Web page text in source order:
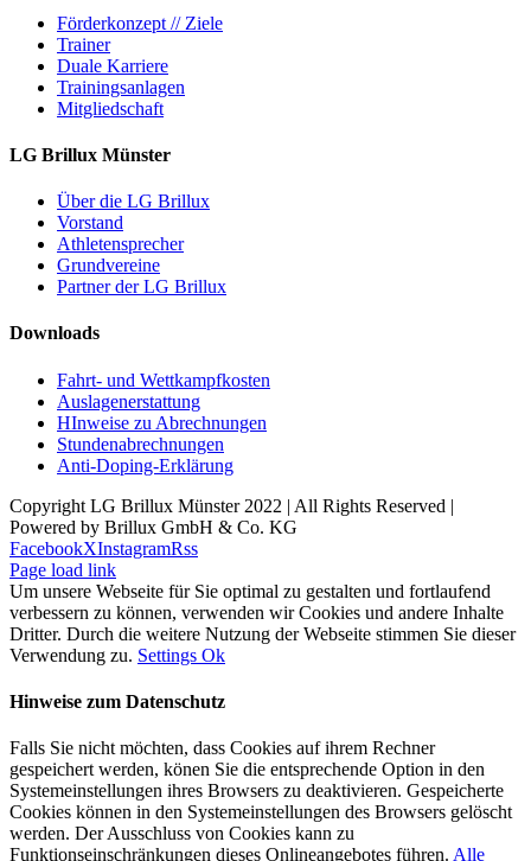
Förderkonzept // Ziele
Trainer
Duale Karriere
Trainingsanlagen
Mitgliedschaft
LG Brillux Münster
Über die LG Brillux
Vorstand
Athletensprecher
Grundvereine
Partner der LG Brillux
Downloads
Fahrt- und Wettkampfkosten
Auslagenerstattung
HInweise zu Abrechnungen
Stundenabrechnungen
Anti-Doping-Erklärung
Copyright LG Brillux Münster 2022 | All Rights Reserved |
Powered by Brillux GmbH & Co. KG
FacebookXInstagramRss
Page load link
Um unsere Webseite für Sie optimal zu gestalten und fortlaufend
verbessern zu können, verwenden wir Cookies und andere Inhalte
Dritter. Durch die weitere Nutzung der Webseite stimmen Sie dieser
Verwendung zu. Settings Ok
Hinweise zum Datenschutz
Falls Sie nicht möchten, dass Cookies auf ihrem Rechner
gespeichert werden, könen Sie die entsprechende Option in den
Systemeinstellungen ihres Browsers zu deaktivieren. Gespeicherte
Cookies können in den Systemeinstellungen des Browsers gelöscht
werden. Der Ausschluss von Cookies kann zu
Funktionseinschränkungen dieses Onlineangebotes führen. Alle